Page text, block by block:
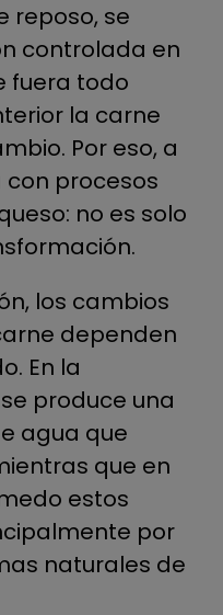
reposo, se
controlada en
fuera todo
la carne
Por eso, a
procesos
no es solo
los cambios
dependen
En la
produce una
agua que
que en
estos
por
naturales de